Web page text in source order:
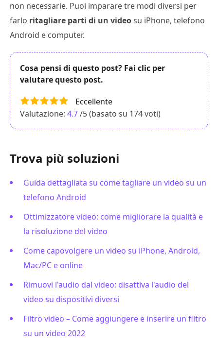
non necessarie. Puoi imparare tre modi diversi per
farlo ritagliare parti di un videosu iPhone, telefono
Android e computer.
Cosa pensi di questo post? Fai clic per
valutare questo post.
Eccellente
Valutazione: 4.7/5 (basato su 174voti)
Trova più soluzioni
Guida dettagliata su come tagliare un video su un
telefono Android
Ottimizzatore video: come migliorare la qualità e
la risoluzione del video
Come capovolgere un video su iPhone, Android,
Mac/PC e online
Rimuovi l'audio dal video: disattiva l'audio del
video su dispositivi diversi
Filtro video – Come aggiungere e inserire un filtro
su un video 2022